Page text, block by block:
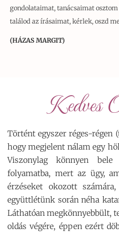
gondolataimat, tanácsaimat
találod az írásaimat, kérlek, oszd
(HÁZAS MARGIT)
Kedves
Történt egyszer réges-régen
hogy megjelent nálam egy
Viszonylag könnyen
folyamatba, mert az ügy,
érzéseket okozott
együttlétünk során néha
Láthatóan megkönnyebbült,
oldás végére, éppen ezért